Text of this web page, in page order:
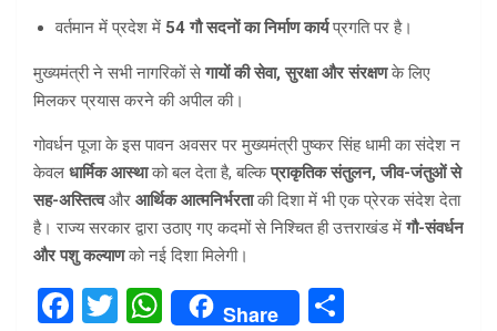
वर्तमान में प्रदेश में 54 गौ सदनों का निर्माण कार्यप्रगति पर है।
मुख्यमंत्री ने सभी नागरिकों सेगायों की सेवा, सुरक्षा और संरक्षणके लिए
मिलकर प्रयास करने की अपील की।
गोवर्धन पूजा के इस पावन अवसर पर मुख्यमंत्री पुष्कर सिंह धामी का संदेश न
केवल धार्मिक आस्थाको बल देता है, बल्किप्राकृतिक संतुलन, जीव-जंतुओं से
सह-अस्तित्वऔर आर्थिक आत्मनिर्भरताकी दिशा में भी एक प्रेरक संदेश देता
है। राज्य सरकार द्वारा उठाए गए कदमों से निश्चित ही उत्तराखंड मेंगौ-संवर्धन
और पशु कल्याणको नई दिशा मिलेगी।
F
T
W
Share